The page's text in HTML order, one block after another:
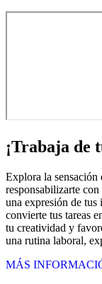
¡Trabaja de
Explora la sensación
responsabilizarte
una expresión de tus
convierte tus tareas
tu creatividad y
una rutina laboral,
MÁS